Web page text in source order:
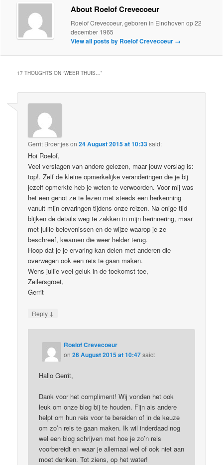
About Roelof Crevecoeur
Roelof Crevecoeur, geboren in Eindhoven op 22
december 1965
View all posts by Roelof Crevecoeur →
17 THOUGHTS ON “WEER THUIS…”
Gerrit Broertjeson24 August 2015 at 10:33said:
Hoi Roelof,
Veel verslagen van andere gelezen, maar jouw verslag is:
top!. Zelf de kleine opmerkelijke veranderingen die je bij
jezelf opmerkte heb je weten te verwoorden. Voor mij was
het een genot ze te lezen met steeds een herkenning
vanuit mijn ervaringen tijdens onze reizen. Na enige tijd
blijken de details weg te zakken in mijn herinnering, maar
met jullie belevenissen en de wijze waarop je ze
beschreef, kwamen die weer helder terug.
Hoop dat je je ervaring kan delen met anderen die
overwegen ook een reis te gaan maken.
Wens jullie veel geluk in de toekomst toe,
Zeilersgroet,
Gerrit
Reply ↓
Roelof Crevecoeur
on26 August 2015 at 10:47said:
Hallo Gerrit,
Dank voor het compliment! Wij vonden het ook
leuk om onze blog bij te houden. Fijn als andere
helpt om hun reis voor te bereiden of in de keuze
om zo’n reis te gaan maken. Ik wil inderdaad nog
wel een blog schrijven met hoe je zo’n reis
voorbereidt en waar je allemaal wel of ook niet aan
moet denken. Tot ziens, op het water!